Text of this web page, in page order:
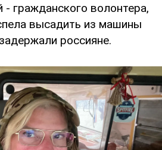
гражданского волонтера,
высадить из машины
россияне.